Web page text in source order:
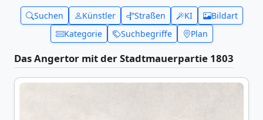
Suchen Künstler Straßen KI
Bildart
Kategorie
Suchbegriffe Plan
Das Angertor mit der Stadtmauerpartie 1803